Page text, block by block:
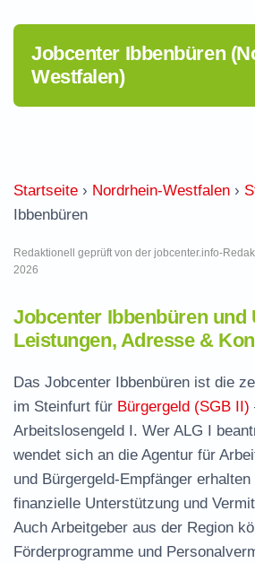
Jobcenter Ibbenbüren
Westfalen)
Startseite › Nordrhein-Westfalen ›
Ibbenbüren
Redaktionell geprüft von der jobcenter.info-
2026
Jobcenter Ibbenbüren und
Leistungen, Adresse &
Das Jobcenter Ibbenbüren ist die
im Steinfurt für Bürgergeld (SGB II)
Arbeitslosengeld I. Wer ALG I
wendet sich an die Agentur für
und Bürgergeld-Empfänger
finanzielle Unterstützung und
Auch Arbeitgeber aus der Region
Förderprogramme und